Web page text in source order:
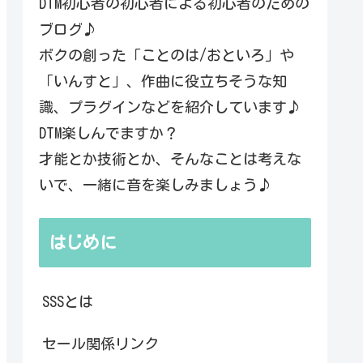
DTM初心者の初心者による初心者のための
ブログ♪
ボクの創った「ことのは/おといろ」や
「いんすと」、作曲に役立ちそうな知
識、プラグインなどを紹介しています♪
DTM楽しんでますか？
才能とか技術とか、そんなことは考えな
いで、一緒に音を楽しみましょう♪
はじめに
SSSとは
セール関係リンク